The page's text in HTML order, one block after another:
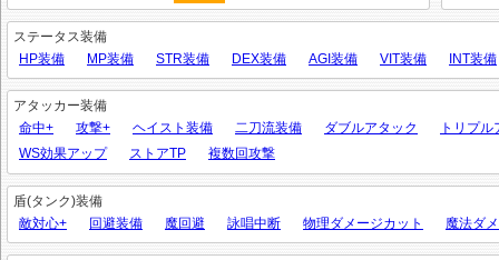
ステータス装備
HP装備
MP装備 STR装備 DEX装備 AGI装備 VIT装備 INT装備
アタッカー装備
命中+
攻撃+ ヘイスト装備 二刀流装備 ダブルアタック
トリプル
WS効果アップ
ストアTP 複数回攻撃
盾(タンク)装備
敵対心+
回避装備 魔回避 詠唱中断 物理ダメージカット 魔法ダ